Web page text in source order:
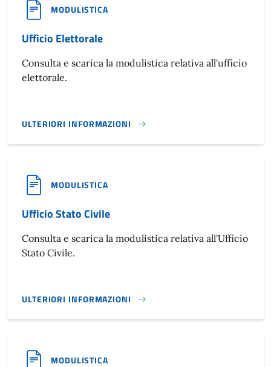
MODULISTICA
Ufficio Elettorale
Consulta e scarica la modulistica relativa all'ufficio
elettorale.
ULTERIORI INFORMAZIONI
UFFICIO ELETTORALE}
MODULISTICA
Ufficio Stato Civile
Consulta e scarica la modulistica relativa all'Ufficio
Stato Civile.
ULTERIORI INFORMAZIONI
UFFICIO STATO CIVILE}
MODULISTICA